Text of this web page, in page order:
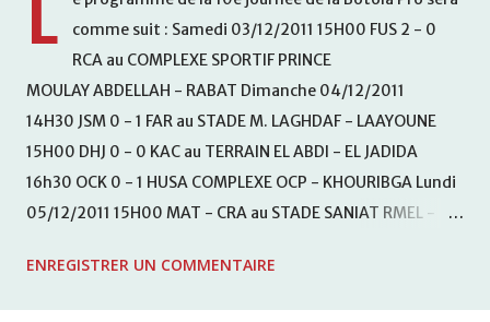
L
comme suit : Samedi 03/12/2011 15H00 FUS 2 - 0
RCA au COMPLEXE SPORTIF PRINCE
MOULAY ABDELLAH - RABAT Dimanche 04/12/2011
14H30 JSM 0 - 1 FAR au STADE M. LAGHDAF - LAAYOUNE
15H00 DHJ 0 - 0 KAC au TERRAIN EL ABDI - EL JADIDA
16h30 OCK 0 - 1 HUSA COMPLEXE OCP - KHOURIBGA Lundi
05/12/2011 15H00 MAT - CRA au STADE SANIAT RMEL -
KHEMISET Mardi 06/12/2011 15H00 WAF - OCS au
ENREGISTRER UN COMMENTAIRE